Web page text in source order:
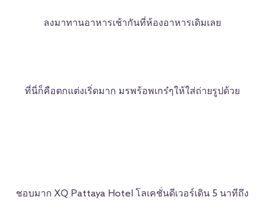
ลงมาทานอาหารเช้ากันที่ห้องอาหารเดิมเลย
ที่นี่ก็คือตกแต่งเริ่ดมาก มรพร้อพเกร๋ๆให้ใส่ถ่ายรูปด้วย
ชอบมาก XQ Pattaya Hotel โลเคชั่นดีเวอร์เดิน 5 นาทีถึง